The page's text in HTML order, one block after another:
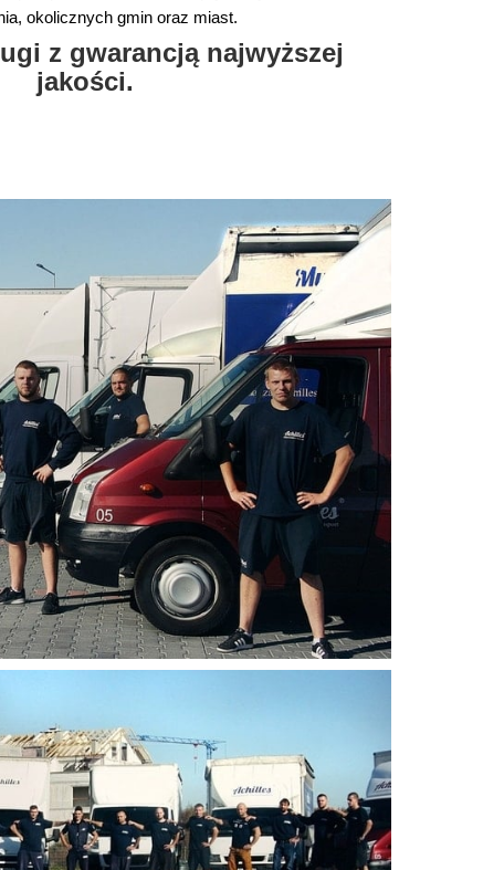
okolicznych gmin oraz miast.
z gwarancją najwyższej
jakości.